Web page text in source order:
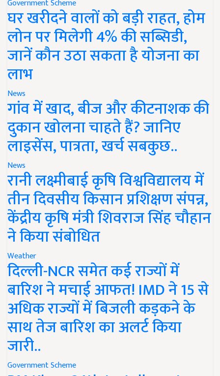
Government Scheme
घर खरीदने वालों को बड़ी राहत, होम
लोन पर मिलेगी 4% की सब्सिडी,
जानें कौन उठा सकता है योजना का
लाभ
News
गांव में खाद, बीज और कीटनाशक की
दुकान खोलना चाहते हैं? जानिए
लाइसेंस, पात्रता, खर्च सबकुछ..
News
रानी लक्ष्मीबाई कृषि विश्वविद्यालय में
तीन दिवसीय किसान प्रशिक्षण संपन्न,
केंद्रीय कृषि मंत्री शिवराज सिंह चौहान
ने किया संबोधित
Weather
दिल्ली-NCR समेत कई राज्यों में
बारिश ने मचाई आफत! IMD ने 15 से
अधिक राज्यों में बिजली कड़कने के
साथ तेज बारिश का अलर्ट किया
जारी..
Government Scheme